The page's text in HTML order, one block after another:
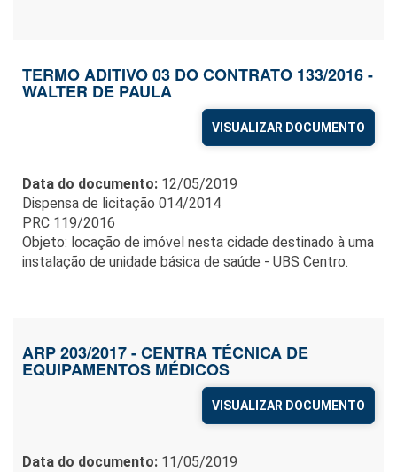
TERMO ADITIVO 03 DO CONTRATO 133/2016 -
WALTER DE PAULA
VISUALIZAR DOCUMENTO
Data do documento: 12/05/2019
Dispensa de licitação 014/2014
PRC 119/2016
Objeto: locação de imóvel nesta cidade destinado à uma
instalação de unidade básica de saúde - UBS Centro.
ARP 203/2017 - CENTRA TÉCNICA DE
EQUIPAMENTOS MÉDICOS
VISUALIZAR DOCUMENTO
Data do documento: 11/05/2019